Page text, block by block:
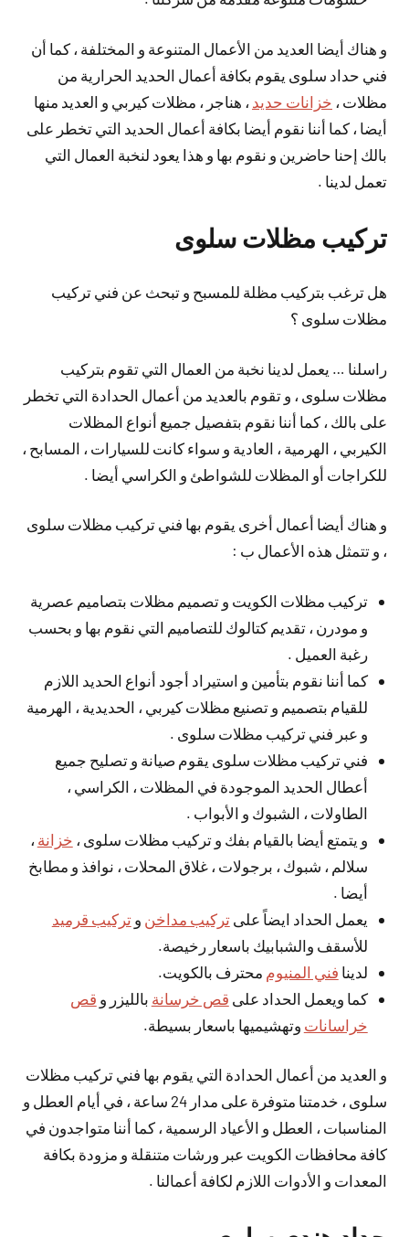
و هناك أيضا العديد من الأعمال المتنوعة و المختلفة ، كما أن
فني حداد سلوى يقوم بكافة أعمال الحديد الحرارية من
مظلات ، خزانات حديد ، هناجر ، مظلات كيربي و العديد منها
أيضا ، كما أننا نقوم أيضا بكافة أعمال الحديد التي تخطر على
بالك إحنا حاضرين و نقوم بها و هذا يعود لنخبة العمال التي
تعمل لدينا .
تركيب مظلات سلوى
هل ترغب بتركيب مظلة للمسبح و تبحث عن فني تركيب
مظلات سلوى ؟
راسلنا … يعمل لدينا نخبة من العمال التي تقوم بتركيب
مظلات سلوى ، و تقوم بالعديد من أعمال الحدادة التي تخطر
على بالك ، كما أننا نقوم بتفصيل جميع أنواع المظلات
الكيربي ، الهرمية ، العادية و سواء كانت للسيارات ، المسابح ،
للكراجات أو المظلات للشواطئ و الكراسي أيضا .
و هناك أيضا أعمال أخرى يقوم بها فني تركيب مظلات سلوى
، و تتمثل هذه الأعمال ب :
تركيب مظلات الكويت و تصميم مظلات بتصاميم عصرية
و مودرن ، تقديم كتالوك للتصاميم التي نقوم بها و بحسب
رغبة العميل .
كما أننا نقوم بتأمين و استيراد أجود أنواع الحديد اللازم
للقيام بتصميم و تصنيع مظلات كيربي ، الحديدية ، الهرمية
و عبر فني تركيب مظلات سلوى .
فني تركيب مظلات سلوى يقوم صيانة و تصليح جميع
أعطال الحديد الموجودة في المظلات ، الكراسي ،
الطاولات ، الشبوك و الأبواب .
و يتمتع أيضا بالقيام بفك و تركيب مظلات سلوى ، خزانة ،
سلالم ، شبوك ، برجولات ، غلاق المحلات ، نوافذ و مطابخ
أيضا .
يعمل الحداد ايضاً علىتركيب مداخن وتركيب قرميد
للأسقف والشبابيك باسعار رخيصة.
لدينا فني المنيوم محترف بالكويت.
كما ويعمل الحداد على قص خرسانة بالليزر و قص
خراسانات وتهشيميها باسعار بسيطة.
و العديد من أعمال الحدادة التي يقوم بها فني تركيب مظلات
سلوى ، خدمتنا متوفرة على مدار 24 ساعة ، في أيام العطل و
المناسبات ، العطل و الأعياد الرسمية ، كما أننا متواجدون في
كافة محافظات الكويت عبر ورشات متنقلة و مزودة بكافة
المعدات و الأدوات اللازم لكافة أعمالنا .